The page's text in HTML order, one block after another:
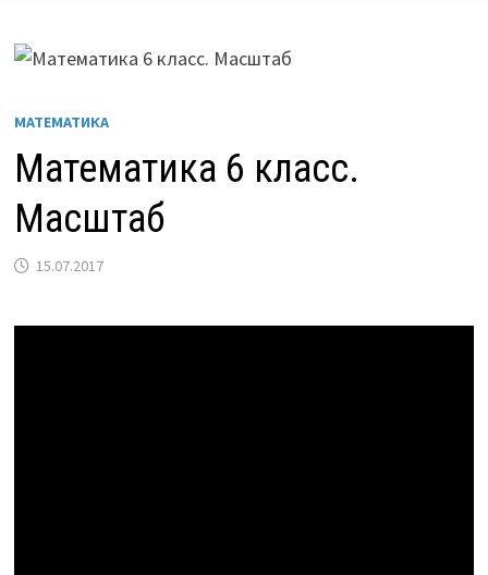
МАТЕМАТИКА
Математика 6 класс.
Масштаб
15.07.2017